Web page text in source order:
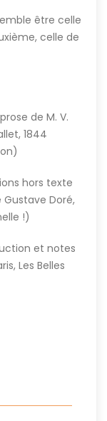
être celle
celle de
de M. V.
1844
hors texte
Doré,
!)
et notes
Les Belles